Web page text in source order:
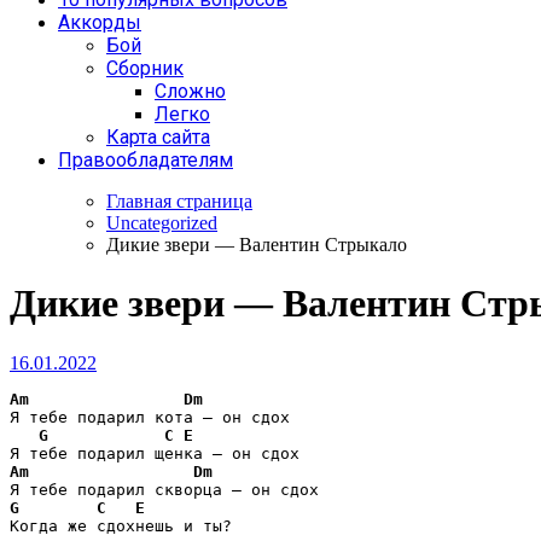
Аккорды
Бой
Сборник
Сложно
Легко
Карта сайта
Правообладателям
Главная страница
Uncategorized
Дикие звери — Валентин Стрыкало
Дикие звери — Валентин
16.01.2022
Am
Dm
Я тебе подарил кота – он сдох
G
C
E
Am
Dm
G
C
E
Когда же сдохнешь и ты?